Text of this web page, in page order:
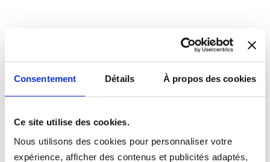
Consentement Détails À propos des cookies
Ce site utilise des cookies.
Nous utilisons des cookies pour personnaliser votre
expérience, afficher des contenus et publicités adaptés,